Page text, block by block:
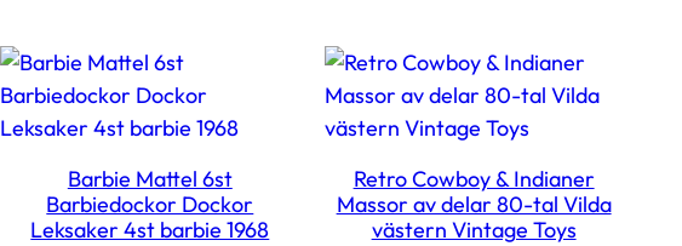
Barbie Mattel 6st
Barbiedockor Dockor
Leksaker 4st barbie 1968
Retro Cowboy & Indianer
Massor av delar 80-tal Vilda
västern Vintage Toys